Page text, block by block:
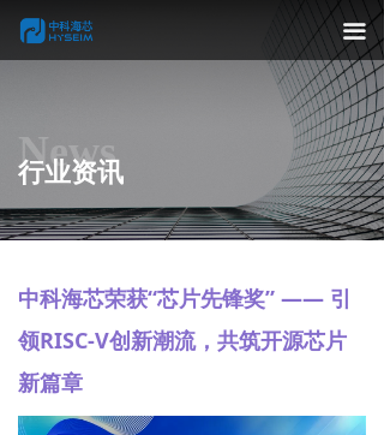
끀
中科海芯荣获“芯片先锋奖” —— 引
领RISC-V创新潮流，共筑开源芯片
新篇章
News
行业资讯